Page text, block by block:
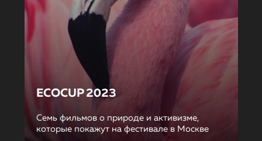
ECOCUP 2023
Семь фильмов о природе и активизме,
которые покажут на фестивале в Москве